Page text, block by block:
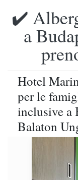
✔️
a
Hotel
per le
inclusive a
Balaton